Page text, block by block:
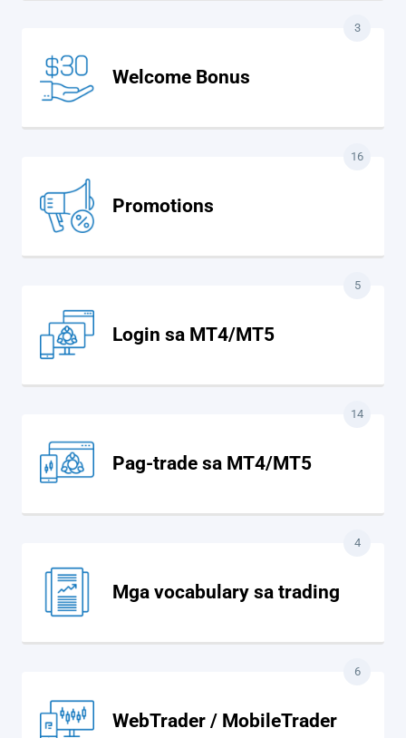
Welcome Bonus
3
Promotions
16
Login sa MT4/MT5
5
Pag-trade sa MT4/MT5
14
Mga vocabulary sa trading
4
WebTrader / MobileTrader
6